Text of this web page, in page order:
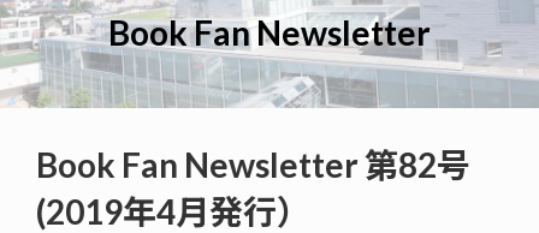
へ
ス
キ
ッ
プ
ョ
ン
に
移
動
Book Fan Newsletter
Book Fan Newsletter 第82号
(2019年4月発行）